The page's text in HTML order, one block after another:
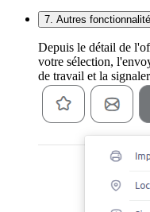
7. Autres
Depuis le détail de
votre sélection,
de travail et la